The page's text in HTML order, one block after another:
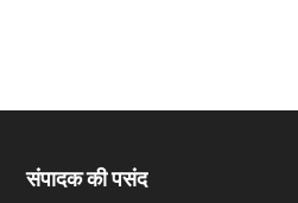
संपादक की पसंद